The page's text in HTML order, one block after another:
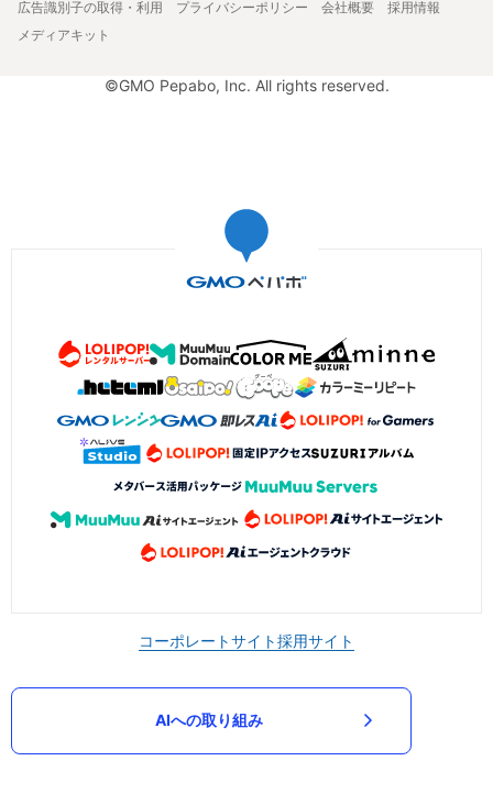
広告識別子の取得・利用
プライバシーポリシー 会社概要
採用情報
メディアキット
©GMO Pepabo, Inc. All rights reserved.
コーポレートサイト採用サイト
AIへの取り組み